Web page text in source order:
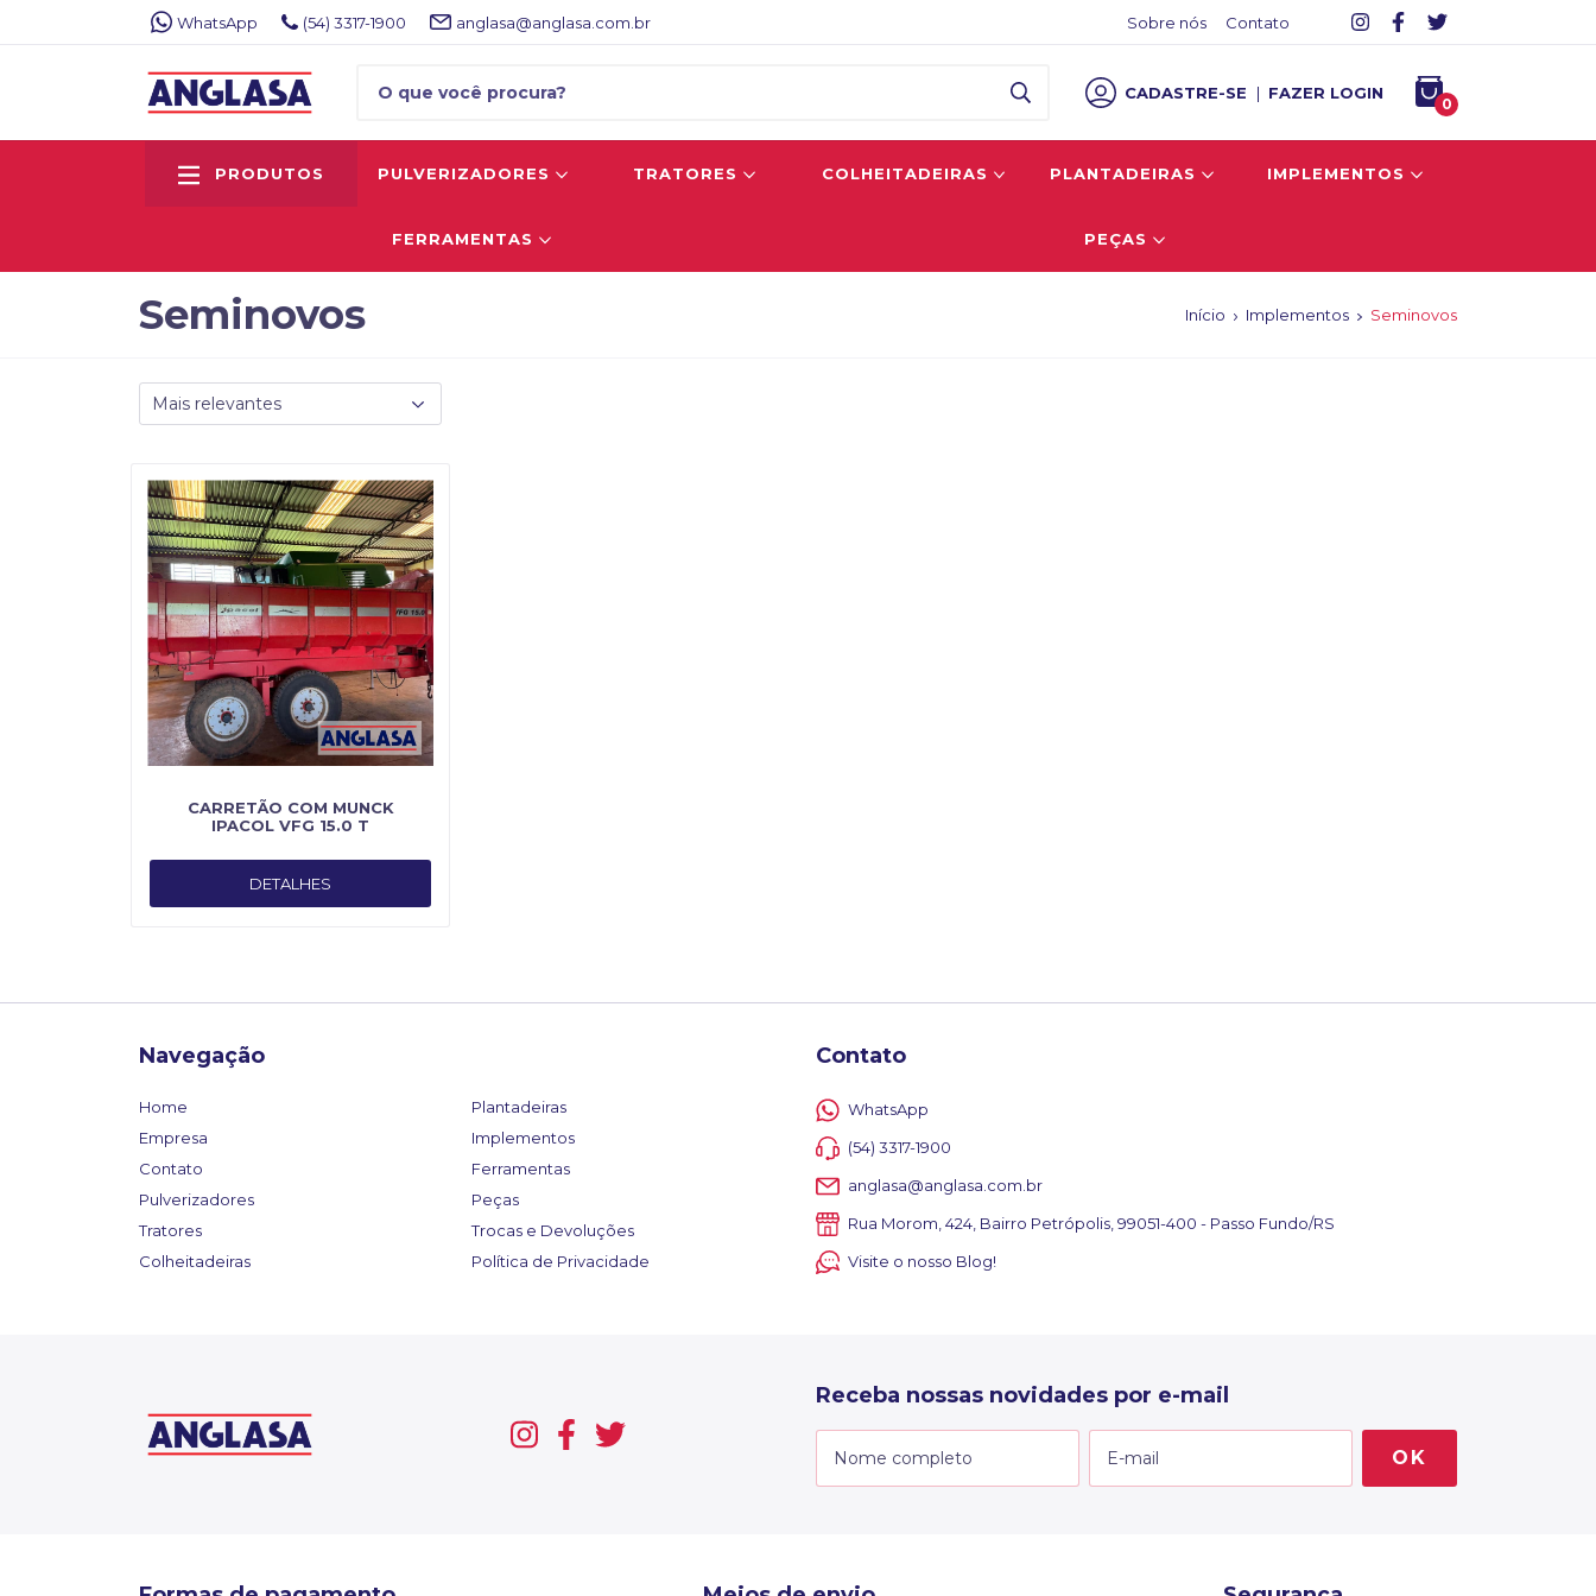
WhatsApp (54) 3317-1900 anglasa@anglasa.com.br Sobre nós Contato
CADASTRE-SE | FAZER LOGIN
0
PRODUTOS PULVERIZADORES TRATORES COLHEITADEIRAS PLANTADEIRAS IMPLEMENTOS
FERRAMENTAS PEÇAS
Seminovos Início Implementos Seminovos
CARRETÃO COM MUNCK
IPACOL VFG 15.0 T
DETALHES
Navegação
Home
Empresa
Contato
Pulverizadores
Tratores
Colheitadeiras
Plantadeiras
Implementos
Ferramentas
Peças
Trocas e Devoluções
Política de Privacidade
Contato
WhatsApp
(54) 3317-1900
anglasa@anglasa.com.br
Rua Morom, 424, Bairro Petrópolis, 99051-400 - Passo Fundo/RS
Visite o nosso Blog!
Receba nossas novidades por e-mail